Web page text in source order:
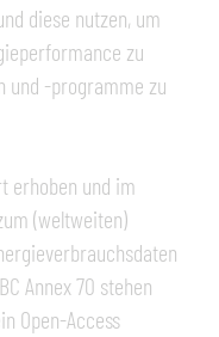
diese nutzen, um
zu
und -programme zu
erhoben und im
(weltweiten)
Annex 70 stehen
Open-Access